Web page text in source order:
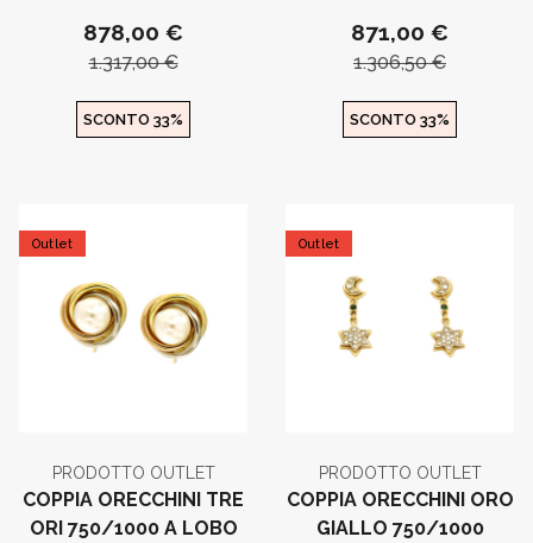
878,00 €
1.317,00 €
SCONTO 33%
871,00 €
1.306,50 €
SCONTO 33%
Outlet
PRODOTTO OUTLET
COPPIA ORECCHINI TRE
ORI 750/1000 A LOBO
Outlet
PRODOTTO OUTLET
COPPIA ORECCHINI ORO
GIALLO 750/1000